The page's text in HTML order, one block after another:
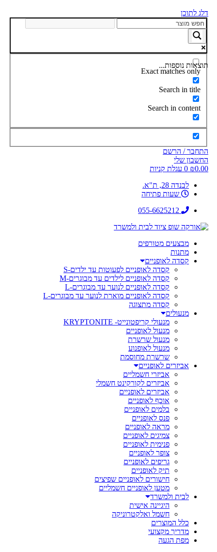
דלג לתוכן
תוצאות נוספות...
Exact matches only
Search in title
Search in content
התחבר / הרשם
החשבון שלי
₪0.00
0 עגלת קניות
לבנדה 28, ת"א.
שעות פתיחה
055-6625212
מבצעים מטורפים
מתנות
קסדה לאופניים
קסדה לאופניים לפעוטות עד ילדים-S
קסדה לאופניים לילדים עד מבוגרים-M
קסדה לאופניים לנוער עד מבוגרים-L
קסדה לאופניים מוארת לנוער עד מבוגרים-L
קסדה מתצוגה
מנעולים
מנעולי קריפטונייט- KRYPTONITE
מנעול לאופניים
מנעול שרשרת
מנעול לאופנוע
שרשרת מחוסמת
אביזרים לאופניים
אביזרי חשמליים
אביזרים לקורקינט חשמלי
אביזרים לאופניים
אוכף לאופניים
בלמים לאופניים
פנס לאופניים
מראה לאופניים
צמיגים לאופניים
פנימית לאופניים
צופר לאופניים
גריפים לאופניים
תיק לאופניים
חישורים לאופניים שפיצים
מטען לאופניים חשמליים
לבית ולמשרד
היגיינה אישית
חשמל ואלקטרוניקה
כלל המוצרים
מדריך מקצועי
מפת הגעה